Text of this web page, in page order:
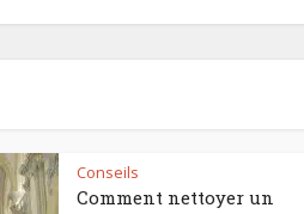
Conseils
Comment nettoyer un